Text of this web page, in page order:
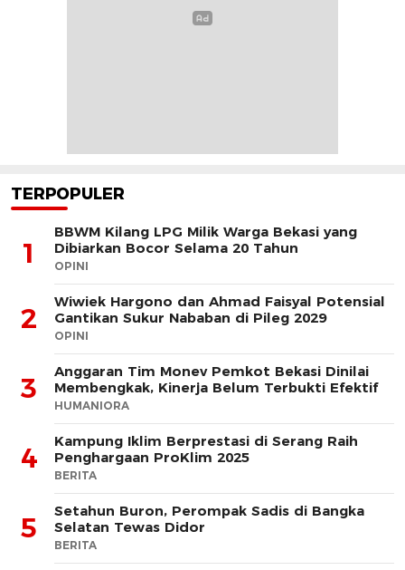
TERPOPULER
1
BBWM Kilang LPG Milik Warga Bekasi yang
Dibiarkan Bocor Selama 20 Tahun
OPINI
2
Wiwiek Hargono dan Ahmad Faisyal Potensial
Gantikan Sukur Nababan di Pileg 2029
OPINI
3
Anggaran Tim Monev Pemkot Bekasi Dinilai
Membengkak, Kinerja Belum Terbukti Efektif
HUMANIORA
4
Kampung Iklim Berprestasi di Serang Raih
Penghargaan ProKlim 2025
BERITA
5
Setahun Buron, Perompak Sadis di Bangka
Selatan Tewas Didor
BERITA